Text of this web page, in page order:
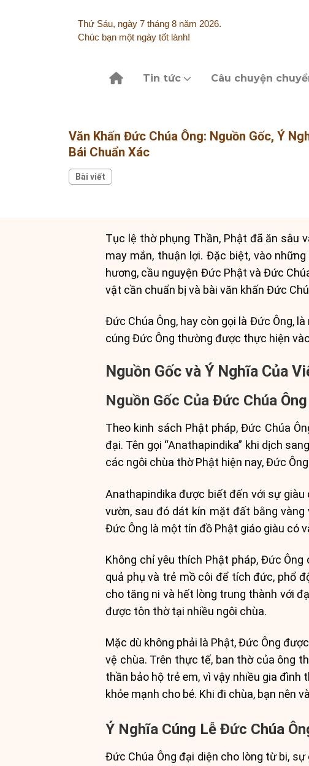
Thứ Sáu, ngày 7 tháng 8 năm 2026.
Chúc bạn một ngày tốt lành!
Tin tức Câu chuyện
Văn Khấn Đức Chúa Ông: Nguồn Gốc, Ý
Bái Chuẩn Xác
Bài viết
Tục lệ thờ phụng Thần, Phật đã ăn sâu
may mắn, thuận lợi. Đặc biệt, vào
hương, cầu nguyện Đức Phật và Đức
vật cần chuẩn bị và bài văn khấn Đức
Đức Chúa Ông, hay còn gọi là Đức Ông,
cúng Đức Ông thường được thực hiện
Nguồn Gốc và Ý Nghĩa Của
Nguồn Gốc Của Đức Chúa Ông
Theo kinh sách Phật pháp, Đức Chúa
đại. Tên gọi “Anathapindika” khi dịch
các ngôi chùa thờ Phật hiện nay, Đức
Anathapindika được biết đến với sự
vườn, sau đó dát kín mặt đất bằng
Đức Ông là một tín đồ Phật giáo giàu có
Không chỉ yêu thích Phật pháp, Đức
quả phụ và trẻ mồ côi để tích đức, phổ
cho tăng ni và hết lòng trung thành với
được tôn thờ tại nhiều ngôi chùa.
Mặc dù không phải là Phật, Đức Ông
vệ chùa. Trên thực tế, ban thờ của ông
thần bảo hộ trẻ em, vì vậy nhiều gia đình
khỏe mạnh cho bé. Khi đi chùa, bạn nên
Ý Nghĩa Cúng Lễ Đức Chúa
Đức Chúa Ông đại diện cho lòng từ bi,